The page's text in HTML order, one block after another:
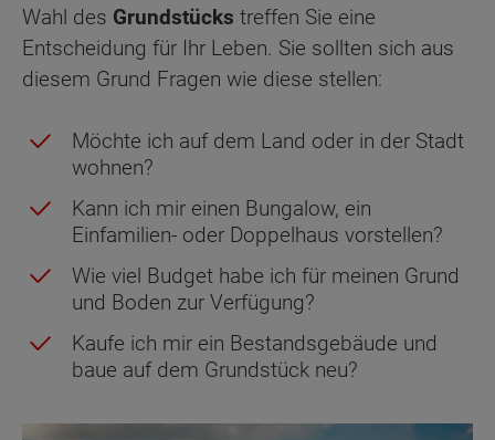
Wahl des Grundstücks treffen Sie eine
Entscheidung für Ihr Leben. Sie sollten sich aus
diesem Grund Fragen wie diese stellen:
Möchte ich auf dem Land oder in der Stadt
wohnen?
Kann ich mir einen Bungalow, ein
Einfamilien- oder Doppelhaus vorstellen?
Wie viel Budget habe ich für meinen Grund
und Boden zur Verfügung?
Kaufe ich mir ein Bestandsgebäude und
baue auf dem Grundstück neu?